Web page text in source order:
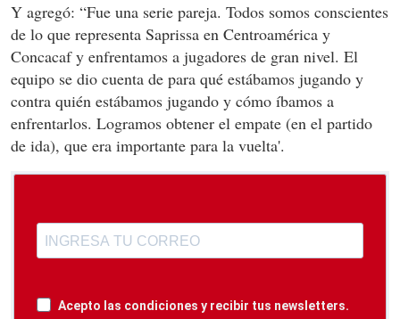
Y agregó: “Fue una serie pareja. Todos somos conscientes
de lo que representa Saprissa en Centroamérica y
Concacaf y enfrentamos a jugadores de gran nivel. El
equipo se dio cuenta de para qué estábamos jugando y
contra quién estábamos jugando y cómo íbamos a
enfrentarlos. Logramos obtener el empate (en el partido
de ida), que era importante para la vuelta'.
Acepto las condiciones y recibir tus newsletters.